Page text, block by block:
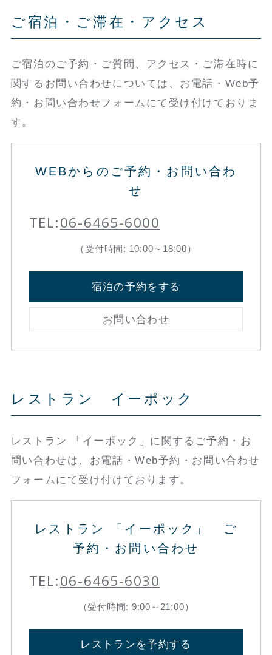
ご宿泊・ご滞在・アクセス
ご宿泊のご予約・ご質問、アクセス・ご滞在時に
関するお問い合わせについては、お電話・Web予
約・お問い合わせフォームにて受け付けておりま
す。
WEBからのご予約・お問い合わ
せ
TEL:06-6465-6000
（受付時間: 10:00～18:00）
宿泊の予約をする
お問い合わせ
レストラン イーポック
レストラン 「イーポック」に関するご予約・お
問い合わせは、お電話・Web予約・お問い合わせ
フォームにて受け付けております。
レストラン 「イーポック」 ご
予約・お問い合わせ
TEL:06-6465-6030
（受付時間: 9:00～21:00）
レストランを予約する